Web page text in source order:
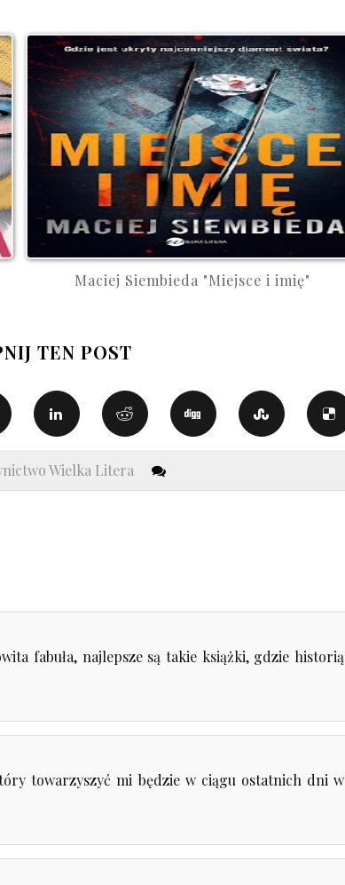
Maciej Siembieda "Miejsce i imię"
TEN POST
Wielka Litera
fabuła, najlepsze są takie książki, gdzie historią
towarzyszyć mi będzie w ciągu ostatnich dni w